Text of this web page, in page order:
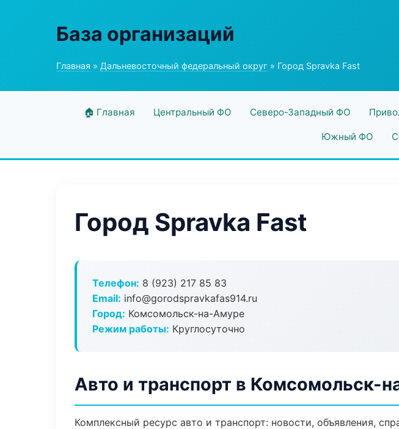
База организаций
Главная » Дальневосточный федеральный округ » Город Spravka Fast
🏠 Главная Центральный ФО Северо-Западный ФО
Южный ФО
Город Spravka Fast
Телефон: 8 (923) 217 85 83
Email: info@gorodspravkafas914.ru
Город: Комсомольск-на-Амуре
Режим работы: Круглосуточно
Авто и транспорт в Комсомольск-
Комплексный ресурс авто и транспорт: новости, объявления,